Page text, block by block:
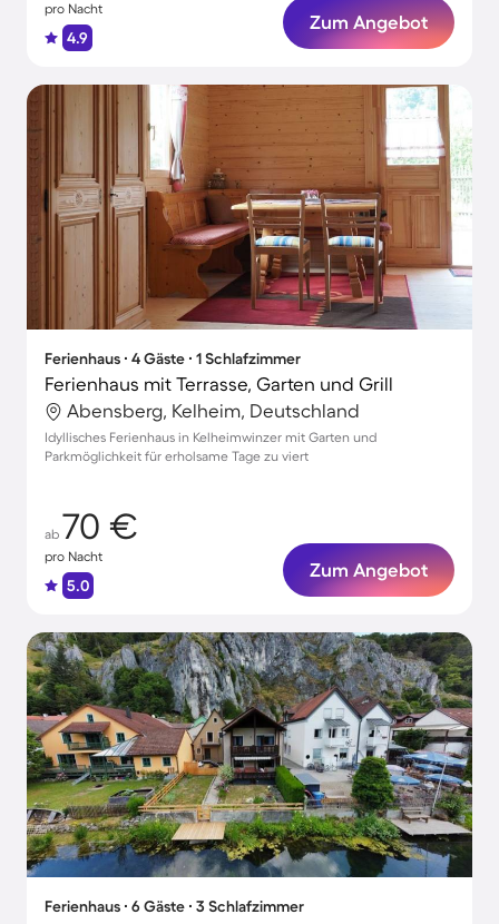
pro Nacht
4.9
Zum Angebot
Ferienhaus ∙ 4 Gäste ∙ 1 Schlafzimmer
Ferienhaus mit Terrasse, Garten und Grill
Abensberg, Kelheim, Deutschland
Idyllisches Ferienhaus in Kelheimwinzer mit Garten und
Parkmöglichkeit für erholsame Tage zu viert
ab 70 €
pro Nacht
5.0
Zum Angebot
Ferienhaus ∙ 6 Gäste ∙ 3 Schlafzimmer